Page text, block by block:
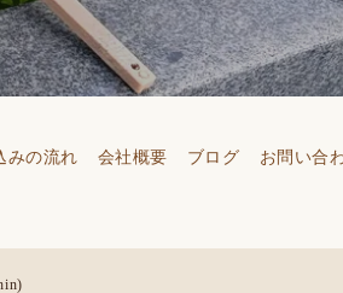
みの流れ 会社概要 ブログ
お問い合